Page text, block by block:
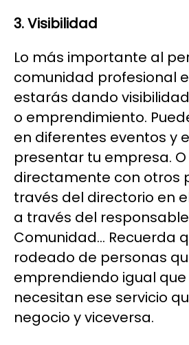
3. Visibilidad
Lo más importante al
comunidad profesional
estarás dando
o emprendimiento.
en diferentes eventos y
presentar tu empresa.
directamente con otros
través del directorio en
a través del
Comunidad… Recuerda
rodeado de personas
emprendiendo igual que
necesitan ese servicio
negocio y viceversa.